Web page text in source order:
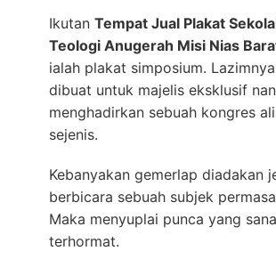
Ikutan Tempat Jual Plakat
Teologi Anugerah Misi Nias
ialah plakat simposium.
dibuat untuk majelis eksklusif
menghadirkan sebuah kongres
sejenis.
Kebanyakan gemerlap diadakan
berbicara sebuah subjek
Maka menyuplai punca yang
terhormat.